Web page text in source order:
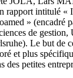
rapport intitulé «
» (encadré
de gestion,
Le but de
et plus
des petites